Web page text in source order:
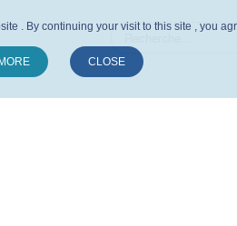
. By continuing your visit to this site , you
CLOSE